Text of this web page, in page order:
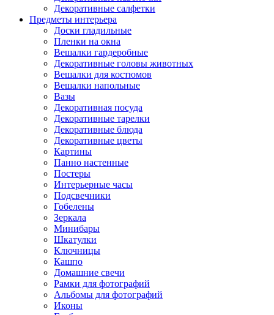
Декоративные салфетки
Предметы интерьера
Доски гладильные
Пленки на окна
Вешалки гардеробные
Декоративные головы животных
Вешалки для костюмов
Вешалки напольные
Вазы
Декоративная посуда
Декоративные тарелки
Декоративные блюда
Декоративные цветы
Картины
Панно настенные
Постеры
Интерьерные часы
Подсвечники
Гобелены
Зеркала
Минибары
Шкатулки
Ключницы
Кашпо
Домашние свечи
Рамки для фотографий
Альбомы для фотографий
Иконы